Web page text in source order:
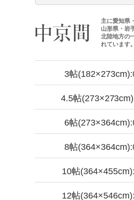
主に愛知県
山形県・岩
北陸地方の
れています。
3帖(182×273cm):
4.5帖
6帖(273×364cm):
8帖(364×364cm):
10帖(364×455cm):
12帖(364×546cm):